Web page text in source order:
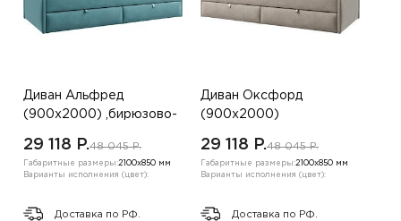
Диван Альфред
(900х2000) ,бирюзово-
29 118 P.48 045 P.
Габаритные размеры:2100х850 мм
Варианты исполнения (цвет):
Доставка по РФ.
Диван Оксфорд
(900х2000)
29 118 P.48 045 P.
Габаритные размеры:2100х850 мм
Варианты исполнения (цвет):
Доставка по РФ.